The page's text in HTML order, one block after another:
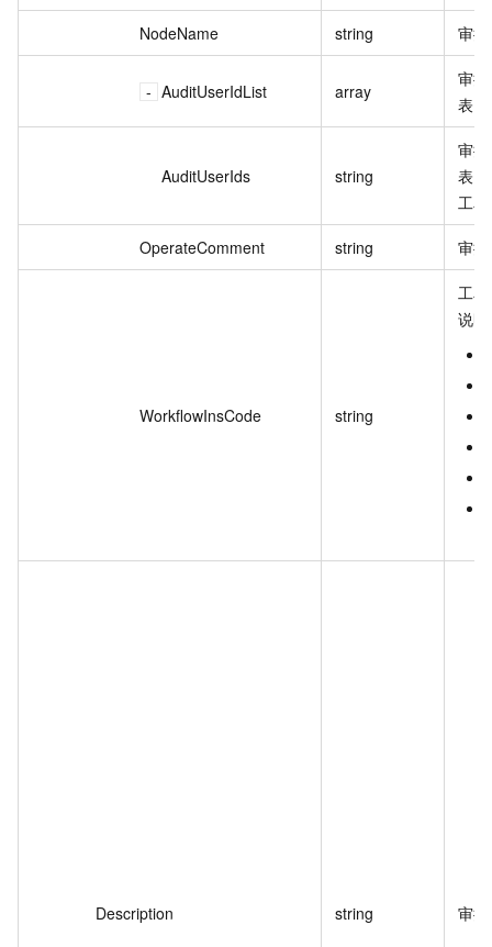
NodeName string 审
AuditUserIdList array
审
表。
AuditUserIds string
审
表
工
OperateComment string 审
WorkflowInsCode string
工
说
Description string 审